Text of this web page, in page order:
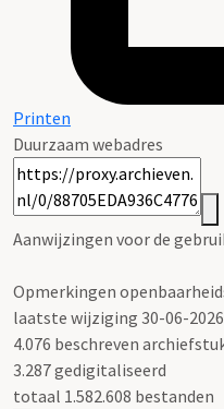
Printen
Duurzaam webadres
Aanwijzingen voor de
Opmerkingen
laatste wijziging 30-06-2026
4.076 beschreven
3.287 gedigitaliseerd
totaal 1.582.608 bestanden